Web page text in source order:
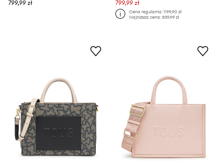
799,99 zł 799,99 zł
Cena regularna:1199,90 zł
Najniższa cena:839,99 zł